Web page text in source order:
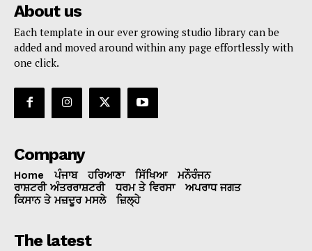
About us
Each template in our ever growing studio library can be
added and moved around within any page effortlessly with
one click.
Company
Home ਪੰਜਾਬ ਹਰਿਆਣਾ ਸਿੱਖਿਆ
ਮਨੌਰੰਜਨ
ਰਾਸ਼ਟਰੀ ਅੰਤਰਰਾਸ਼ਟਰੀ
ਧਰਮ ਤੇ ਵਿਰਸਾ
ਅਪਰਾਧ ਜਗਤ
ਕਿਸਾਨ ਤੇ ਮਜ਼ਦੂਰ ਮਸਲੇ
ਜ਼ਿਲ੍ਹੇ
The latest